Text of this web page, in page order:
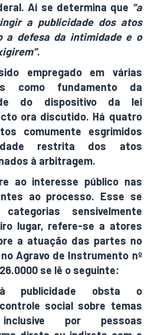
Aí se determina que “a
a publicidade dos atos
a defesa da intimidade e o
.
empregado em várias
como fundamento da
do dispositivo da lei
ora discutido. Há quatro
comumente esgrimidos
restrita dos atos
à arbitragem.
ao interesse público nas
ao processo. Esse se
sensivelmente
lugar, refere-se a atores
a atuação das partes no
Agravo de Instrumento nº
se lê o seguinte:
publicidade obsta o
social sobre temas
inclusive por pessoas